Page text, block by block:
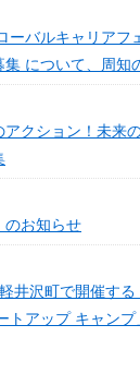
ーバルキャリアフ
について、周知
アクション！未来
のお知らせ
井沢町で開催する
トアップ キャン